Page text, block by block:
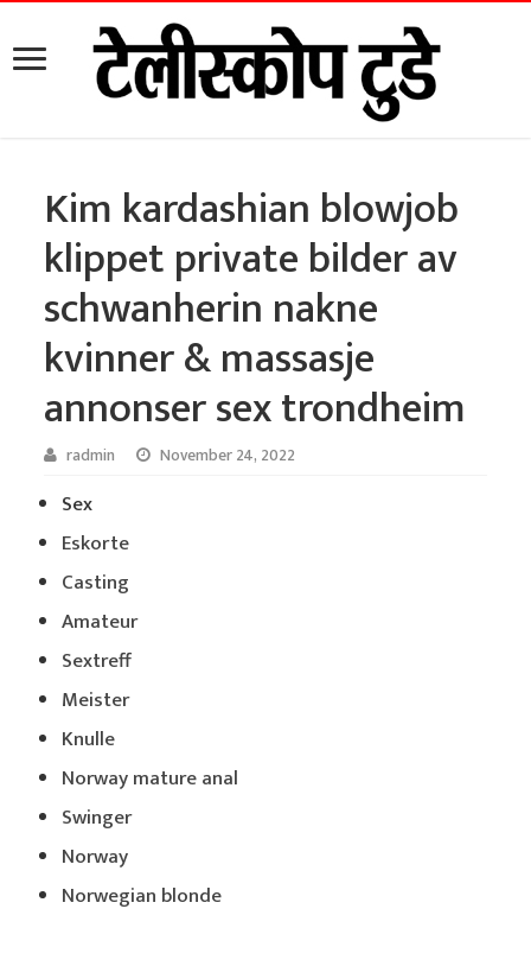
Kim kardashian blowjob
klippet private bilder av
schwanherin nakne
kvinner & massasje
annonser sex trondheim
radmin November 24, 2022
Sex
Eskorte
Casting
Amateur
Sextreff
Meister
Knulle
Norway mature anal
Swinger
Norway
Norwegian blonde